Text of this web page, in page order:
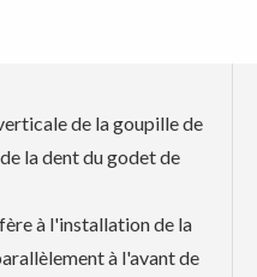
de la goupille de
la dent du godet de
à l'installation de la
à l'avant de